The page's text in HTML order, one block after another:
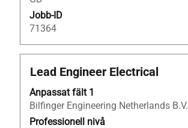
Jobb-ID
71364
Titel
Lead Engineer Electrical
Anpassat fält 1
Bilfinger Engineering Netherlands B.V.
Professionell nivå
Klicka
blankstegstangenten
för
att